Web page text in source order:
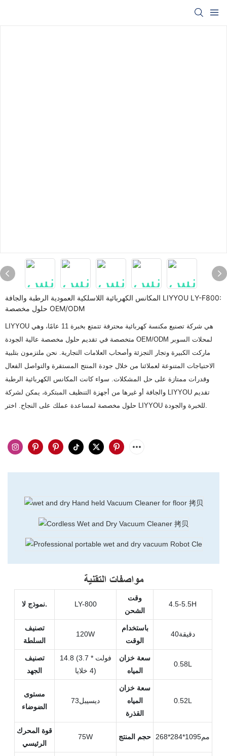
المكانس الكهربائية اللاسلكية العمودية الرطبة والجافة LIYYOU LY-F800:
حلول مخصصة OEM/ODM
LIYYOU هي شركة تصنيع مكنسة كهربائية محترفة تتمتع بخبرة 11 عامًا، وهي
متخصصة في تقديم حلول مخصصة عالية الجودة OEM/ODM لمحلات السوبر
ماركت الكبيرة وتجار التجزئة وأصحاب العلامات التجارية. نحن ملتزمون بتلبية
الاحتياجات المتنوعة لعملائنا من خلال جودة المنتج المستقرة والتواصل الفعال
وقدرات ممتازة على حل المشكلات. سواء كانت المكانس الكهربائية الرطبة
والجافة أو غيرها من أجهزة التنظيف المبتكرة، يمكن لشركة LIYYOU تقديم
حلول مخصصة لمساعدة عملك على النجاح. اختر LIYYOU للخبرة والجودة.
مواصفات التقنية
نموذج لا. LY-800
وقت
الشحن
4.5-5.5H
تصنيف
السلطة
120W
باستخدام
الوقت
دقيقة40
تصنيف
الجهد
14.8 (3.7 فولت *
4 خلايا)
سعة خزان
المياه
0.58L
مستوى
الضوضاء
ديسيبل73
سعة خزان
المياه
القذرة
0.52L
قوة المحرك
الرئيسي
75W حجم المنتج مم1095*284*268